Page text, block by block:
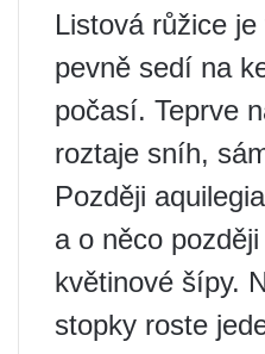
Listová růžice
pevně sedí na
počasí. Teprve
roztaje sníh,
Později
a o něco
květinové šípy.
stopky roste